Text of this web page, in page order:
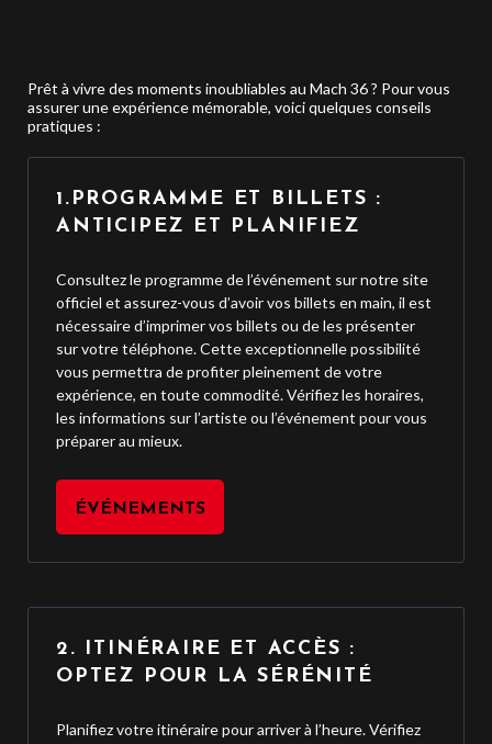
Prêt à vivre des moments inoubliables au Mach 36 ? Pour vous
assurer une expérience mémorable, voici quelques conseils
pratiques :
1.PROGRAMME ET BILLETS :
ANTICIPEZ ET PLANIFIEZ
Consultez le programme de l’événement sur notre site
officiel et assurez-vous d’avoir vos billets en main, il est
nécessaire d’imprimer vos billets ou de les présenter
sur votre téléphone. Cette exceptionnelle possibilité
vous permettra de profiter pleinement de votre
expérience, en toute commodité. Vérifiez les horaires,
les informations sur l’artiste ou l’événement pour vous
préparer au mieux.
ÉVÉNEMENTS
2. ITINÉRAIRE ET ACCÈS :
OPTEZ POUR LA SÉRÉNITÉ
Planifiez votre itinéraire pour arriver à l’heure. Vérifiez